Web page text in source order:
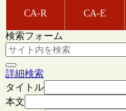
CA-R CA-E
検索フォーム
詳細検索
タイトル
本文